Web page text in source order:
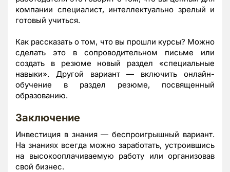
компании специалист, интеллектуально зрелый и
готовый учиться.
Как рассказать о том, что вы прошли курсы? Можно
сделать это в сопроводительном письме или
создать в резюме новый раздел «специальные
навыки». Другой вариант — включить онлайн-
обучение в раздел резюме, посвященный
образованию.
Заключение
Инвестиция в знания — беспроигрышный вариант.
На знаниях всегда можно заработать, устроившись
на высокооплачиваемую работу или организовав
свой бизнес.